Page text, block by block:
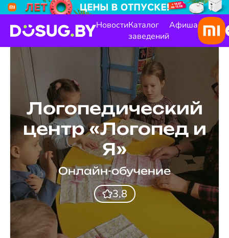
НовостиКаталог
заведений
Афиша
Логопедический
центр «Логопед и
Я»
Онлайн-обучение
3,8